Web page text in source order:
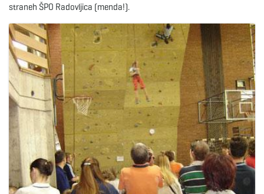
e
n
a
straneh ŠPO Radovljica (menda!).